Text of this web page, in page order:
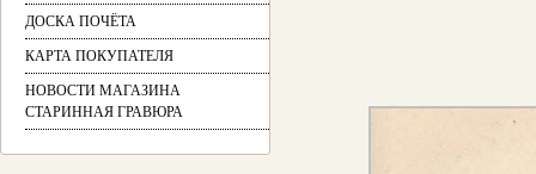
ДОСКА ПОЧЁТА
КАРТА ПОКУПАТЕЛЯ
НОВОСТИ МАГАЗИНА
СТАРИННАЯ ГРАВЮРА